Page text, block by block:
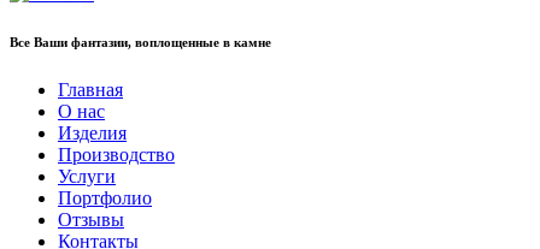
Все Ваши фантазии, воплощенные в камне
Главная
О нас
Изделия
Производство
Услуги
Портфолио
Отзывы
Контакты